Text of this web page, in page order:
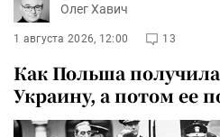
Олег Хавич
1 августа 2026, 12:00 13
Как Польша
Украину, а потом ее